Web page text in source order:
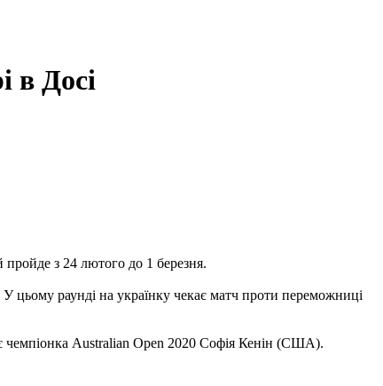
в Досі
пройде з 24 лютого до 1 березня.
цьому раунді на українку чекає матч проти переможниці
чемпіонка Australian Open 2020 Софія Кенін (США).